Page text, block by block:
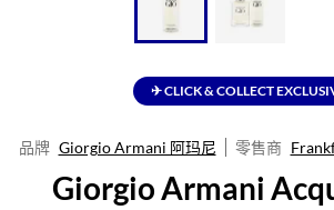
✈ CLICK & COLLECT
品牌 Giorgio Armani 阿玛尼 零售商
Giorgio Armani